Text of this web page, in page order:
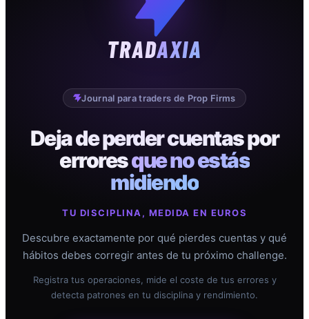
TRADAXIA
Journal para traders de Prop Firms
Deja de perder cuentas por
erroresque no estás
midiendo
TU DISCIPLINA, MEDIDA EN EUROS
Descubre exactamente por qué pierdes cuentas y qué
hábitos debes corregir antes de tu próximo challenge.
Registra tus operaciones, mide el coste de tus errores y
detecta patrones en tu disciplina y rendimiento.